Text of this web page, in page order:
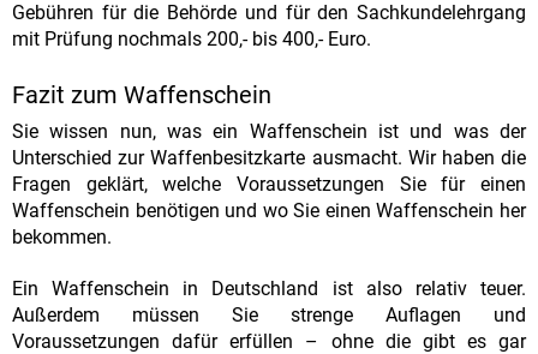
Gebühren für die Behörde und für den Sachkundelehrgang
mit Prüfung nochmals 200,- bis 400,- Euro.
Fazit zum Waffenschein
Sie wissen nun, was ein Waffenschein ist und was der
Unterschied zur Waffenbesitzkarte ausmacht. Wir haben die
Fragen geklärt, welche Voraussetzungen Sie für einen
Waffenschein benötigen und wo Sie einen Waffenschein her
bekommen.
Ein Waffenschein in Deutschland ist also relativ teuer.
Außerdem müssen Sie strenge Auflagen und
Voraussetzungen dafür erfüllen – ohne die gibt es gar